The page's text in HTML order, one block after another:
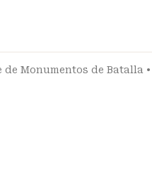
Monumentos de Batalla •